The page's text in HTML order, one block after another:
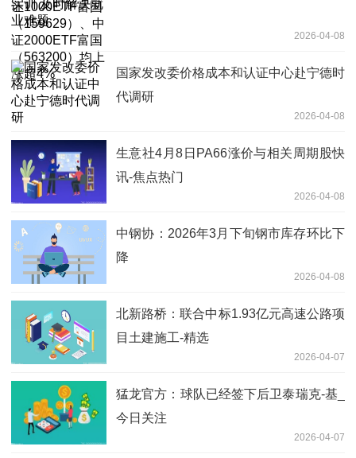
2026-04-08
国家发改委价格成本和认证中心赴宁德时
代调研
2026-04-08
生意社4月8日PA66涨价与相关周期股快
讯-焦点热门
2026-04-08
中钢协：2026年3月下旬钢市库存环比下
降
2026-04-08
北新路桥：联合中标1.93亿元高速公路项
目土建施工-精选
2026-04-07
猛龙官方：球队已经签下后卫泰瑞克-基_
今日关注
2026-04-07